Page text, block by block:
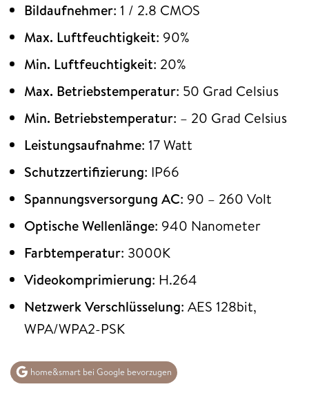
Bildaufnehmer: 1 / 2.8 CMOS
Max. Luftfeuchtigkeit: 90%
Min. Luftfeuchtigkeit: 20%
Max. Betriebstemperatur: 50 Grad Celsius
Min. Betriebstemperatur: – 20 Grad Celsius
Leistungsaufnahme: 17 Watt
Schutzzertifizierung: IP66
Spannungsversorgung AC: 90 – 260 Volt
Optische Wellenlänge: 940 Nanometer
Farbtemperatur: 3000K
Videokomprimierung: H.264
NetzwerkVerschlüsselung: AES 128bit,
WPA/WPA2-PSK
home&smart bei Google bevorzugen